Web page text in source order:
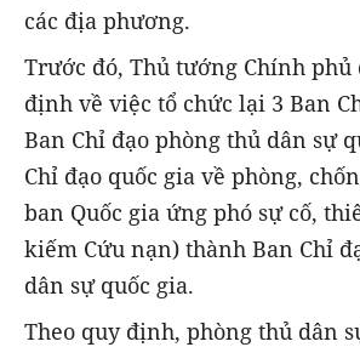
các địa phương.
Trước đó, Thủ tướng Chính phủ
định về việc tổ chức lại 3 Ban
Ban Chỉ đạo phòng thủ dân sự
Chỉ đạo quốc gia về phòng,
ban Quốc gia ứng phó sự cố,
kiếm Cứu nạn) thành Ban Chỉ
dân sự quốc gia.
Theo quy định, phòng thủ dân